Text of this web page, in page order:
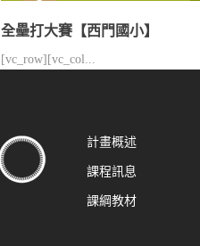
全壘打大賽【西門國小】
[vc_row][vc_col...
計畫概述
課程訊息
課綱教材